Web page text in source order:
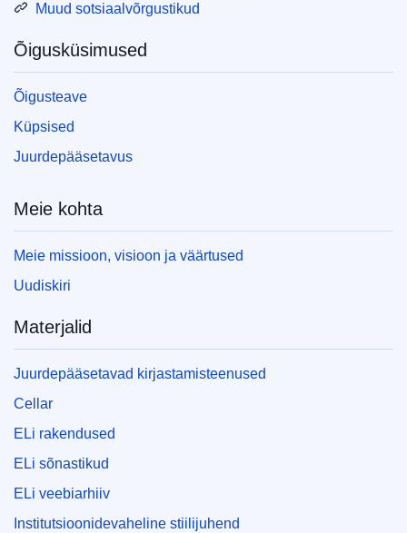
Muud sotsiaalvõrgustikud
Õigusküsimused
Õigusteave
Küpsised
Juurdepääsetavus
Meie kohta
Meie missioon, visioon ja väärtused
Uudiskiri
Materjalid
Juurdepääsetavad kirjastamisteenused
Cellar
ELi rakendused
ELi sõnastikud
ELi veebiarhiiv
Institutsioonidevaheline stiilijuhend